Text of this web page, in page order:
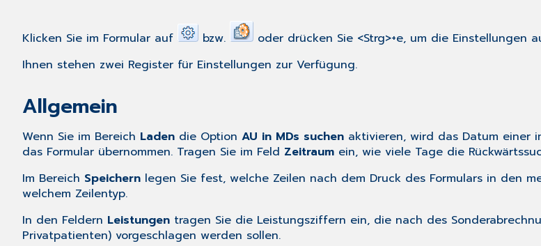
Klicken Sie im Formular auf bzw.
oder drücken Sie <Strg>+e, um die Einstellungen
Ihnen stehen zwei Register für Einstellungen zur Verfügung.
Allgemein
Wenn Sie im Bereich Laden die Option AU in MDs suchen aktivieren, wird das Datum einer
das Formular übernommen. Tragen Sie im Feld Zeitraum ein, wie viele Tage die
Im Bereich Speichern legen Sie fest, welche Zeilen nach dem Druck des Formulars in den
welchem Zeilentyp.
In den Feldern Leistungen tragen Sie die Leistungsziffern ein, die nach des
Privatpatienten) vorgeschlagen werden sollen.